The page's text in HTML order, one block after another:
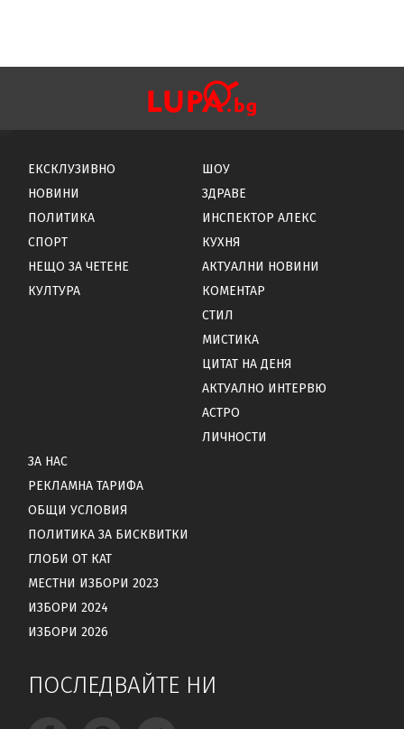
ЕКСКЛУЗИВНО
НОВИНИ
ПОЛИТИКА
СПОРТ
НЕЩО ЗА ЧЕТЕНЕ
КУЛТУРА
ШОУ
ЗДРАВЕ
ИНСПЕКТОР АЛЕКС
КУХНЯ
АКТУАЛНИ НОВИНИ
КОМЕНТАР
СТИЛ
МИСТИКА
ЦИТАТ НА ДЕНЯ
АКТУАЛНО ИНТЕРВЮ
АСТРО
ЛИЧНОСТИ
ЗА НАС
РЕКЛАМНА ТАРИФА
ОБЩИ УСЛОВИЯ
ПОЛИТИКА ЗА БИСКВИТКИ
ГЛОБИ ОТ КАТ
МЕСТНИ ИЗБОРИ 2023
ИЗБОРИ 2024
ИЗБОРИ 2026
ПОСЛЕДВАЙТЕ НИ